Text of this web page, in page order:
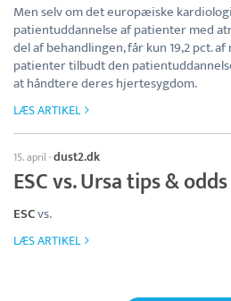
Men selv om det europæiske
patientuddannelse af patienter med
del af behandlingen, får kun 19,2 pct.
patienter tilbudt den
at håndtere deres hjertesygdom.
LÆS ARTIKEL
15. april ·dust2.dk
ESC vs. Ursa tips & odds
ESCvs.
LÆS ARTIKEL